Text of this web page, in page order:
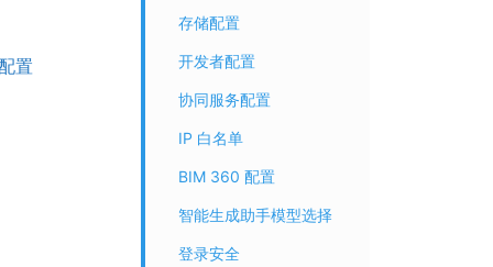
置
存储配置
开发者配置
协同服务配置
IP 白名单
BIM 360 配置
智能生成助手模型选择
登录安全